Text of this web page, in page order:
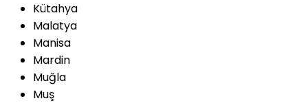
Kütahya
Malatya
Manisa
Mardin
Muğla
Muş